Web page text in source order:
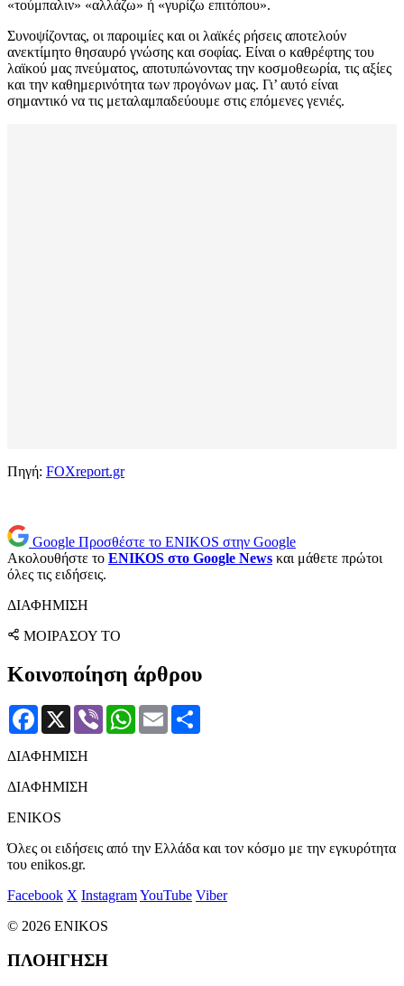
«τούμπαλιν» «αλλάζω» ή «γυρίζω επιτόπου».
Συνοψίζοντας, οι παροιμίες και οι λαϊκές ρήσεις αποτελούν
ανεκτίμητο θησαυρό γνώσης και σοφίας. Είναι ο καθρέφτης του
λαϊκού μας πνεύματος, αποτυπώνοντας την κοσμοθεωρία, τις αξίες
και την καθημερινότητα των προγόνων μας. Γι’ αυτό είναι
σημαντικό να τις μεταλαμπαδεύουμε στις επόμενες γενιές.
Πηγή: FOXreport.gr
Google Προσθέστε το ENIKOS στην Google
Ακολουθήστε το ENIKOS στο Google News και μάθετε πρώτοι
όλες τις ειδήσεις.
ΔΙΑΦΗΜΙΣΗ
ΜΟΙΡΑΣΟΥ ΤΟ
Κοινοποίηση άρθρου
Facebook
X Viber WhatsApp
Email
ΔΙΑΦΗΜΙΣΗ
ΔΙΑΦΗΜΙΣΗ
ENIKOS
Όλες οι ειδήσεις από την Ελλάδα και τον κόσμο με την εγκυρότητα
του enikos.gr.
Facebook X InstagramYouTube Viber
© 2026 ENIKOS
ΠΛΟΗΓΗΣΗ